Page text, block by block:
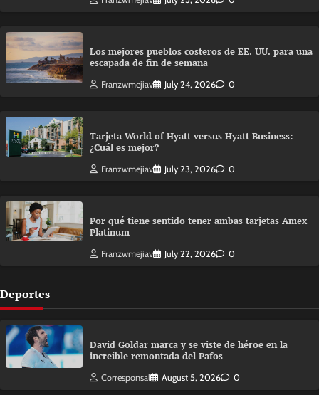
Los mejores pueblos costeros de EE. UU. para una
escapada de fin de semana
Franzwmejiav July 24, 2026 0
Tarjeta World of Hyatt versus Hyatt Business:
¿Cuál es mejor?
Franzwmejiav July 23, 2026 0
Por qué tiene sentido tener ambas tarjetas Amex
Platinum
Franzwmejiav July 22, 2026 0
Deportes
David Goldar marca y se viste de héroe en la
increíble remontada del Pafos
Corresponsal August 5, 2026 0